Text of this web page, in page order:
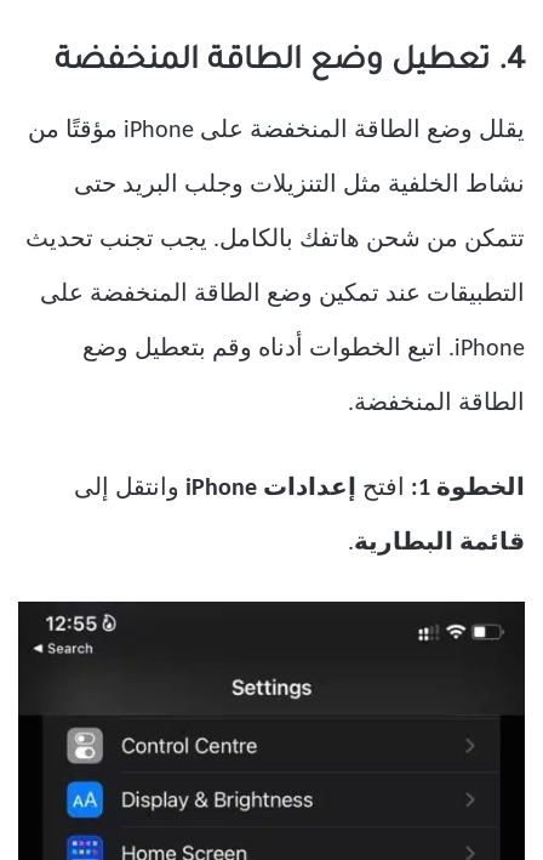
4. تعطيل وضع الطاقة المنخفضة
يقلل وضع الطاقة المنخفضة على iPhone مؤقتًا من
نشاط الخلفية مثل التنزيلات وجلب البريد حتى
تتمكن من شحن هاتفك بالكامل. يجب تجنب تحديث
التطبيقات عند تمكين وضع الطاقة المنخفضة على
iPhone. اتبع الخطوات أدناه وقم بتعطيل وضع
الطاقة المنخفضة.
الخطوة 1: افتح إعدادات iPhone وانتقل إلى
قائمة البطارية.